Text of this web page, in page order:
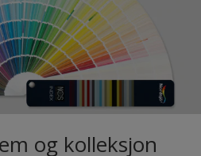
og kolleksjon